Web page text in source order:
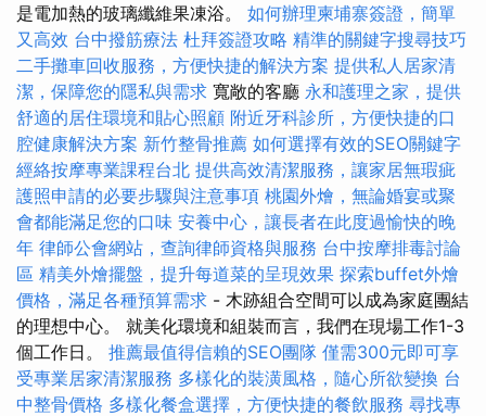
是電加熱的玻璃纖維果凍浴。 如何辦理柬埔寨簽證，簡單
又高效 台中撥筋療法 杜拜簽證攻略 精準的關鍵字搜尋技巧
二手攤車回收服務，方便快捷的解決方案 提供私人居家清
潔，保障您的隱私與需求 寬敞的客廳 永和護理之家，提供
舒適的居住環境和貼心照顧 附近牙科診所，方便快捷的口
腔健康解決方案 新竹整骨推薦 如何選擇有效的SEO關鍵字
經絡按摩專業課程台北 提供高效清潔服務，讓家居無瑕疵
護照申請的必要步驟與注意事項 桃園外燴，無論婚宴或聚
會都能滿足您的口味 安養中心，讓長者在此度過愉快的晚
年 律師公會網站，查詢律師資格與服務 台中按摩排毒討論
區 精美外燴擺盤，提升每道菜的呈現效果 探索buffet外燴
價格，滿足各種預算需求 - 木跡組合空間可以成為家庭團結
的理想中心。 就美化環境和組裝而言，我們在現場工作1-3
個工作日。 推薦最值得信賴的SEO團隊 僅需300元即可享
受專業居家清潔服務 多樣化的裝潢風格，隨心所欲變換 台
中整骨價格 多樣化餐盒選擇，方便快捷的餐飲服務 尋找專